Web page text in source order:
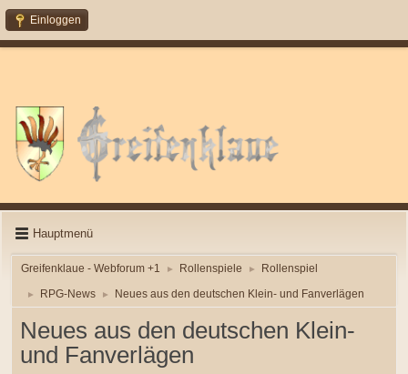
Einloggen
Hauptmenü
Greifenklaue - Webforum +1 ► Rollenspiele ► Rollenspiel
► RPG-News ► Neues aus den deutschen Klein- und Fanverlägen
Neues aus den deutschen Klein-
und Fanverlägen